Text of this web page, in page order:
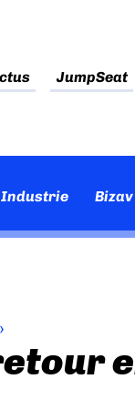
JumpSeat
Industrie Bizav